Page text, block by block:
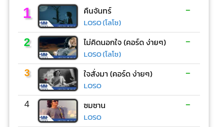
1 คืนจันทร์
LOSO (โลโซ)
-
2 ไม่คิดนอกใจ (คอร์ด ง่ายๆ)
LOSO (โลโซ)
-
3 ใจสั่งมา (คอร์ด ง่ายๆ)
LOSO
-
4 ซมซาน
LOSO
-